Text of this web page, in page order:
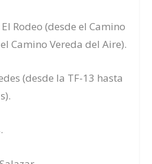
Rodeo (desde el Camino
Camino Vereda del Aire).
(desde la TF-13 hasta